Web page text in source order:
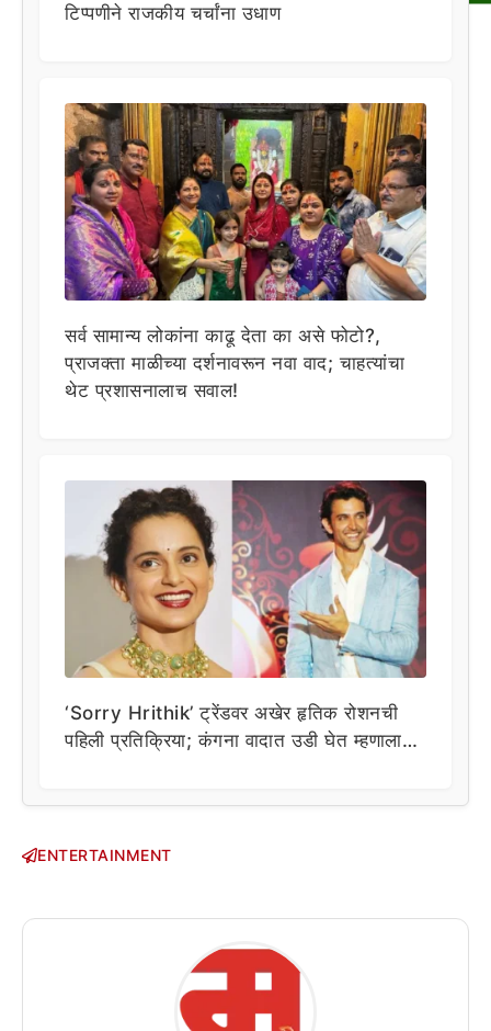
टिप्पणीने राजकीय चर्चांना उधाण
सर्व सामान्य लोकांना काढू देता का असे फोटो?,
प्राजक्ता माळीच्या दर्शनावरून नवा वाद; चाहत्यांचा
थेट प्रशासनालाच सवाल!
‘Sorry Hrithik’ ट्रेंडवर अखेर हृतिक रोशनची
पहिली प्रतिक्रिया; कंगना वादात उडी घेत म्हणाला…
ENTERTAINMENT